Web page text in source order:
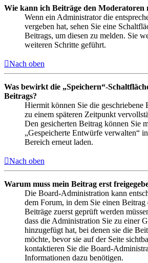
Wie kann ich Beiträge den Moderatoren
Wenn ein Administrator die
vergeben hat, sehen Sie eine
Beitrags, um diesen zu melden. Sie
weiteren Schritte geführt.
Nach oben
Was bewirkt die „Speichern“-
Beitrags?
Hiermit können Sie die geschriebene
zu einem späteren Zeitpunkt
Den gesicherten Beitrag können Sie
„Gespeicherte Entwürfe verwalten“
Bereich erneut laden.
Nach oben
Warum muss mein Beitrag erst
Die Board-Administration kann
dem Forum, in dem Sie einen Beitrag
Beiträge zuerst geprüft werden
dass die Administration Sie zu einer
hinzugefügt hat, bei denen sie die
möchte, bevor sie auf der Seite
kontaktieren Sie die Board-
Informationen dazu benötigen.